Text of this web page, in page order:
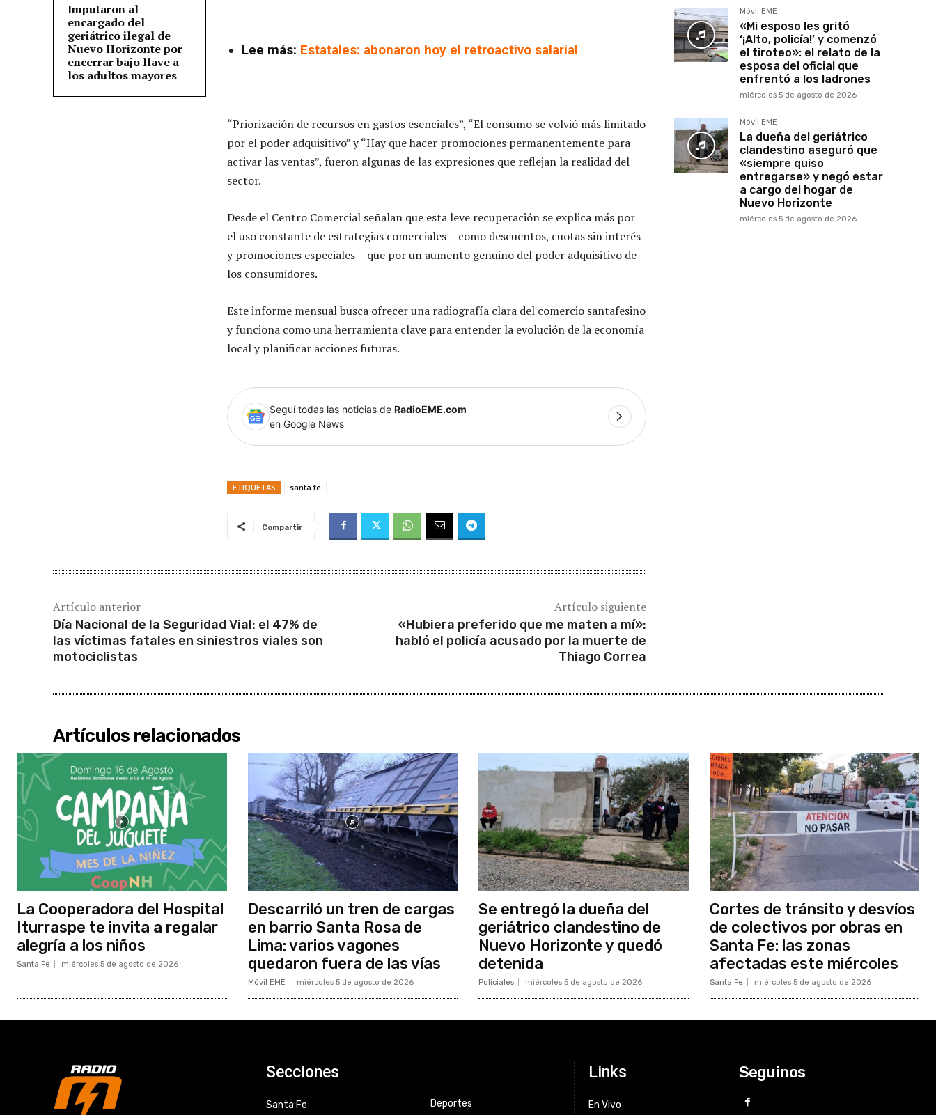
Imputaron al
encargado del
geriátrico ilegal de
Nuevo Horizonte por
encerrar bajo llave a
los adultos mayores
Lee más: Estatales: abonaron hoy el retroactivo salarial
“Priorización de recursos en gastos esenciales”, “El consumo se volvió más limitado
por el poder adquisitivo” y “Hay que hacer promociones permanentemente para
activar las ventas”, fueron algunas de las expresiones que reflejan la realidad del
sector.
Desde el Centro Comercial señalan que esta leve recuperación se explica más por
el uso constante de estrategias comerciales —como descuentos, cuotas sin interés
y promociones especiales— que por un aumento genuino del poder adquisitivo de
los consumidores.
Este informe mensual busca ofrecer una radiografía clara del comercio santafesino
y funciona como una herramienta clave para entender la evolución de la economía
local y planificar acciones futuras.
Seguí todas las noticias de RadioEME.com
en Google News
ETIQUETAS santa fe
Compartir
Artículo anterior
Día Nacional de la Seguridad Vial: el 47% de
las víctimas fatales en siniestros viales son
motociclistas
Artículo siguiente
«Hubiera preferido que me maten a mí»:
habló el policía acusado por la muerte de
Thiago Correa
Móvil EME
«Mi esposo les gritó
‘¡Alto, policía!’ y comenzó
el tiroteo»: el relato de la
esposa del oficial que
enfrentó a los ladrones
miércoles 5 de agosto de 2026
Móvil EME
La dueña del geriátrico
clandestino aseguró que
«siempre quiso
entregarse» y negó estar
a cargo del hogar de
Nuevo Horizonte
miércoles 5 de agosto de 2026
Artículos relacionados
La Cooperadora del Hospital
Iturraspe te invita a regalar
alegría a los niños
Santa Fe miércoles 5 de agosto de 2026
Descarriló un tren de cargas
en barrio Santa Rosa de
Lima: varios vagones
quedaron fuera de las vías
Móvil EME miércoles 5 de agosto de 2026
Se entregó la dueña del
geriátrico clandestino de
Nuevo Horizonte y quedó
detenida
Policiales miércoles 5 de agosto de 2026
Cortes de tránsito y desvíos
de colectivos por obras en
Santa Fe: las zonas
afectadas este miércoles
Santa Fe miércoles 5 de agosto de 2026
Secciones
Santa Fe Deportes
Links
En Vivo
Seguinos